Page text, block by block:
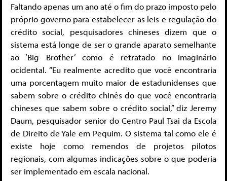
Faltando apenas um ano até o fim do prazo imposto pelo
próprio governo para estabelecer as leis e regulação do
crédito social, pesquisadores chineses dizem que o
sistema está longe de ser o grande aparato semelhante
ao ‘Big Brother’ como é retratado no imaginário
ocidental. “Eu realmente acredito que você encontraria
uma porcentagem muito maior de estadunidenses que
sabem sobre o crédito chinês do que você encontraria
chineses que sabem sobre o crédito social,” diz Jeremy
Daum, pesquisador senior do Centro Paul Tsai da Escola
de Direito de Yale em Pequim. O sistema tal como ele é
existe hoje como remendos de projetos pilotos
regionais, com algumas indicações sobre o que poderia
ser implementado em escala nacional.